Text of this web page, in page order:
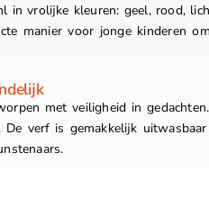
in vrolijke kleuren: geel, rood,
manier voor jonge kinderen
met veiligheid in
De verf is gemakkelijk